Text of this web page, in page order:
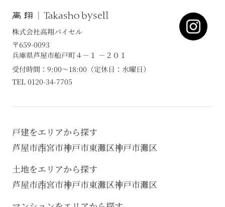
株式会社高翔バイセル
〒659-0093
兵庫県芦屋市船戸町４－１ －２０１
受付時間：9:00～18:00（定休日：水曜日）
TEL 0120-34-7705
戸建をエリアから探す
芦屋市西宮市神戸市東灘区神戸市灘区
土地をエリアから探す
芦屋市西宮市神戸市東灘区神戸市灘区